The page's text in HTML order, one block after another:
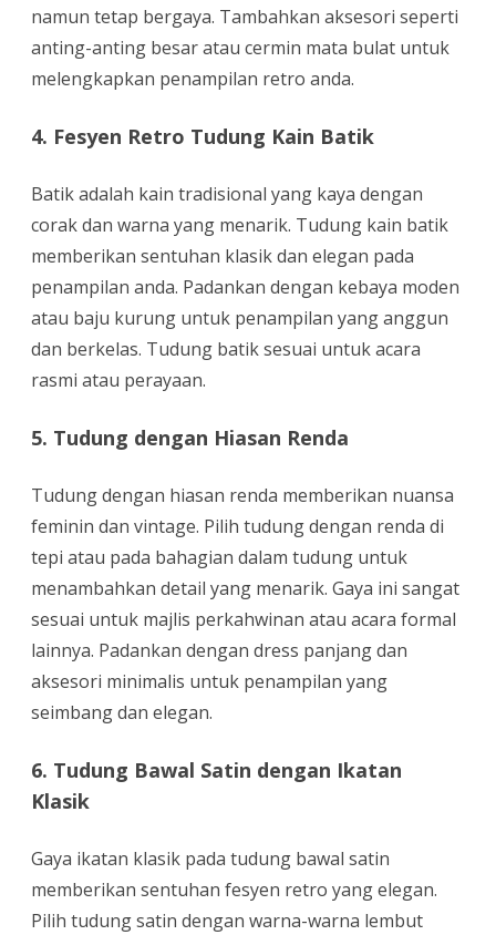
namun tetap bergaya. Tambahkan aksesori seperti
anting-anting besar atau cermin mata bulat untuk
melengkapkan penampilan retro anda.
4. Fesyen Retro Tudung Kain Batik
Batik adalah kain tradisional yang kaya dengan
corak dan warna yang menarik. Tudung kain batik
memberikan sentuhan klasik dan elegan pada
penampilan anda. Padankan dengan kebaya moden
atau baju kurung untuk penampilan yang anggun
dan berkelas. Tudung batik sesuai untuk acara
rasmi atau perayaan.
5. Tudung dengan Hiasan Renda
Tudung dengan hiasan renda memberikan nuansa
feminin dan vintage. Pilih tudung dengan renda di
tepi atau pada bahagian dalam tudung untuk
menambahkan detail yang menarik. Gaya ini sangat
sesuai untuk majlis perkahwinan atau acara formal
lainnya. Padankan dengan dress panjang dan
aksesori minimalis untuk penampilan yang
seimbang dan elegan.
6. Tudung Bawal Satin dengan Ikatan
Klasik
Gaya ikatan klasik pada tudung bawal satin
memberikan sentuhan fesyen retro yang elegan.
Pilih tudung satin dengan warna-warna lembut